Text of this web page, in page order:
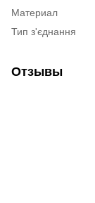
Материал
Тип з'єднання
Отзывы